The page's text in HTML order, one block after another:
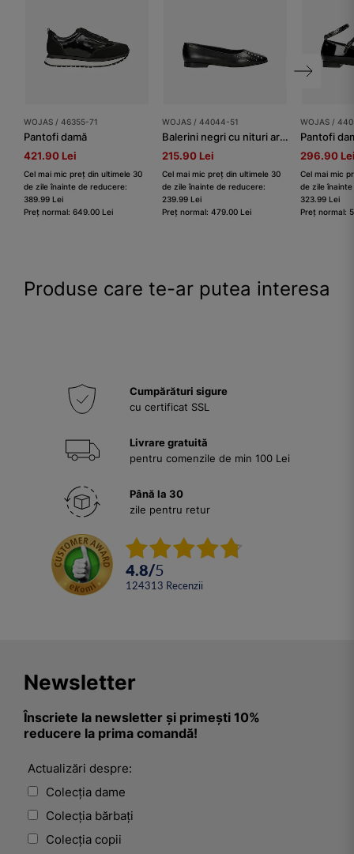
WOJAS / 46355-71
Pantofi damă
421.90 Lei
Cel mai mic preț din ultimele 30
de zile înainte de reducere:
389.99 Lei
Preț normal: 649.00 Lei
WOJAS / 44044-51
Balerini negri cu nituri argintii dame
215.90 Lei
Cel mai mic preț din ultimele 30
de zile înainte de reducere:
239.99 Lei
Preț normal: 479.00 Lei
WOJAS /
Pantofi
296.90
Cel mai mic
de zile
323.99 Lei
Preț normal:
Produse care te-ar putea interesa
Cumpărături sigure
cu certificat SSL
Livrare gratuită
pentru comenzile de min 100 Lei
Până la 30
zile pentru retur
4.8/5
124313 Recenzii
Newsletter
Înscriete la newsletter și primești 10%
reducere la prima comandă!
Actualizări despre:
Colecția dame
Colecția bărbați
Colecția copii